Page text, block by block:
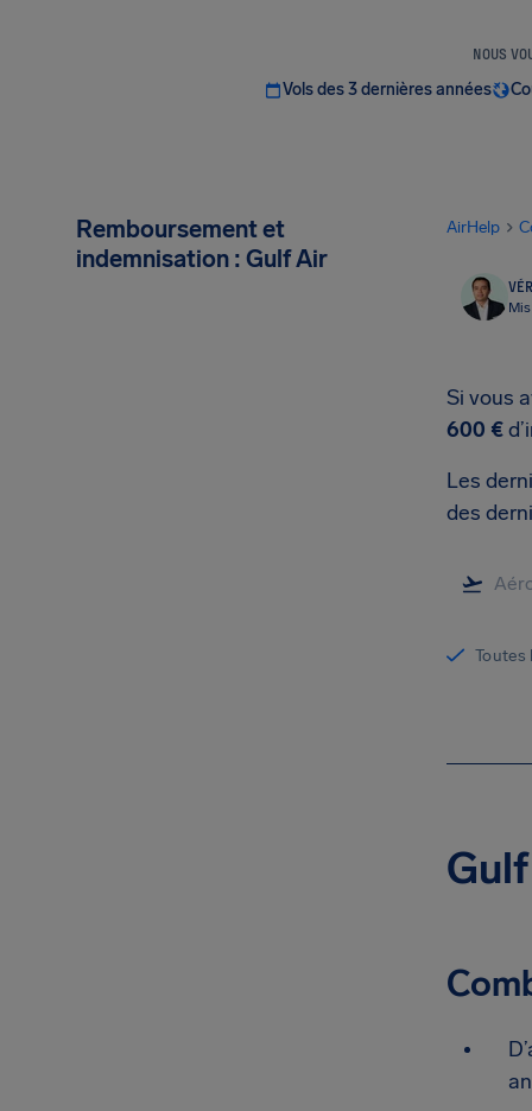
NOUS
Vols des 3 dernières années
Remboursement et
indemnisation : Gulf Air
AirHelp
Si vous
600 €
Les
des
Toutes